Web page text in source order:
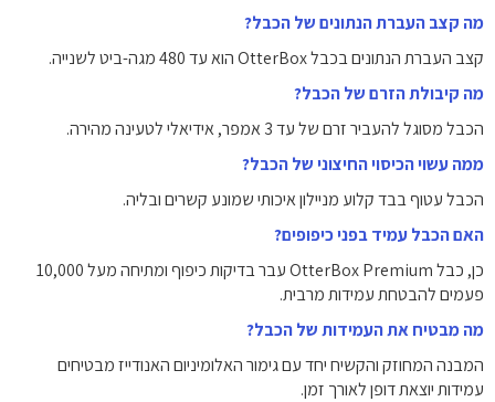
מה קצב העברת הנתונים של הכבל?
קצב העברת הנתונים בכבל OtterBox הוא עד 480 מגה-ביט לשנייה.
מה קיבולת הזרם של הכבל?
הכבל מסוגל להעביר זרם של עד 3 אמפר, אידיאלי לטעינה מהירה.
ממה עשוי הכיסוי החיצוני של הכבל?
הכבל עטוף בבד קלוע מניילון איכותי שמונע קשרים ובליה.
האם הכבל עמיד בפני כיפופים?
כן, כבל OtterBox Premium עבר בדיקות כיפוף ומתיחה מעל 10,000
פעמים להבטחת עמידות מרבית.
מה מבטיח את העמידות של הכבל?
המבנה המחוזק והקשיח יחד עם גימור האלומיניום האנודייז מבטיחים
עמידות יוצאת דופן לאורך זמן.